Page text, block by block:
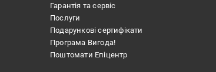
Гарантія та сервіс
Послуги
Подарункові сертифікати
Програма Вигода!
Поштомати Епіцентр